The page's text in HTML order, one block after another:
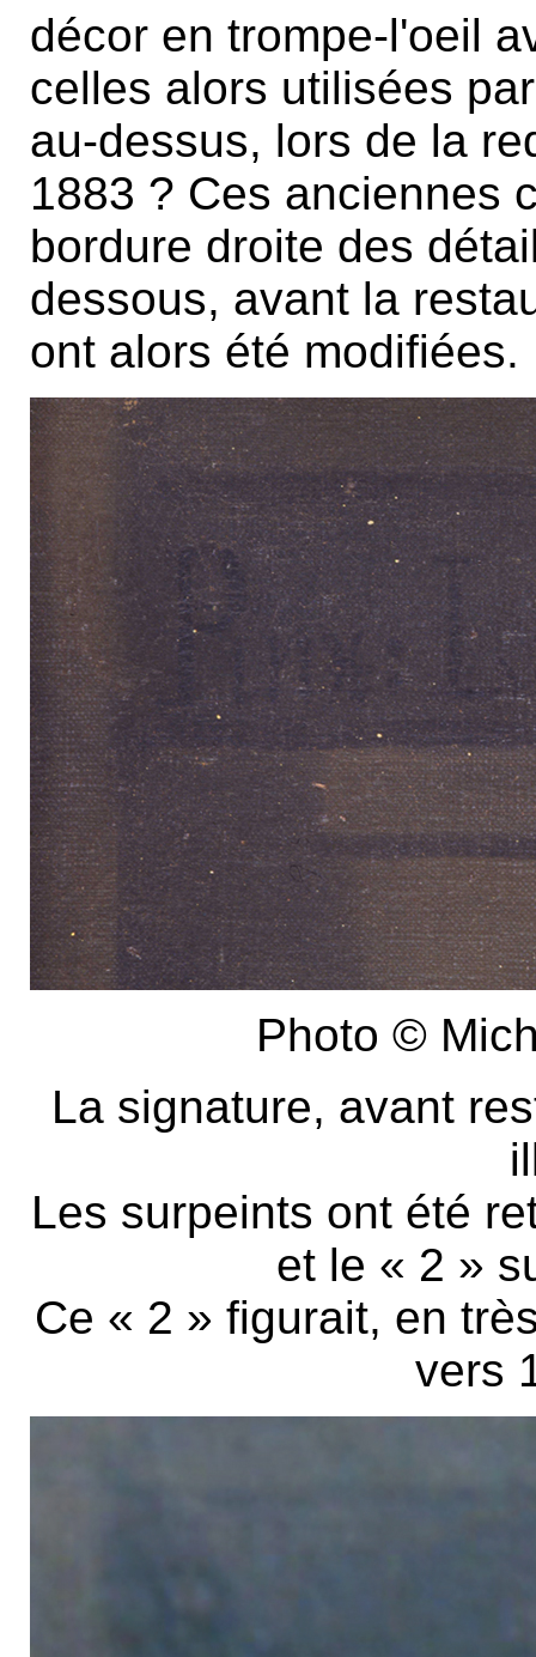
décor en trompe-l'oeil
celles alors utilisées
au-dessus, lors de la
1883 ? Ces anciennes
bordure droite des
dessous, avant la
ont alors été modifiées.
Photo ​©
La signature, avant
Les surpeints ont été
et le « 2 »
Ce « 2 » figurait, en
vers